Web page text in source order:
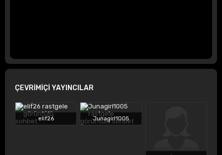
ÇEVRİMİÇİ YAYINCILAR
elif26 Junagirl1005